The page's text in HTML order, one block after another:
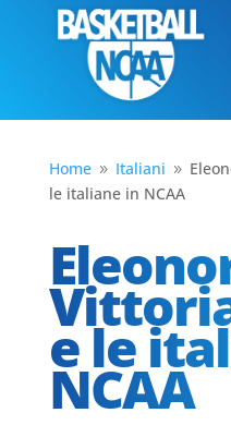
Home 9 Italiani 9
le italiane in NCAA
e le
NCAA